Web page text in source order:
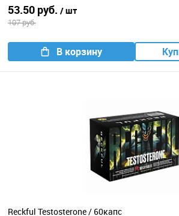
53.50 руб. / шт
107 руб.
В корзину
Reckful Testosterone / 60капс